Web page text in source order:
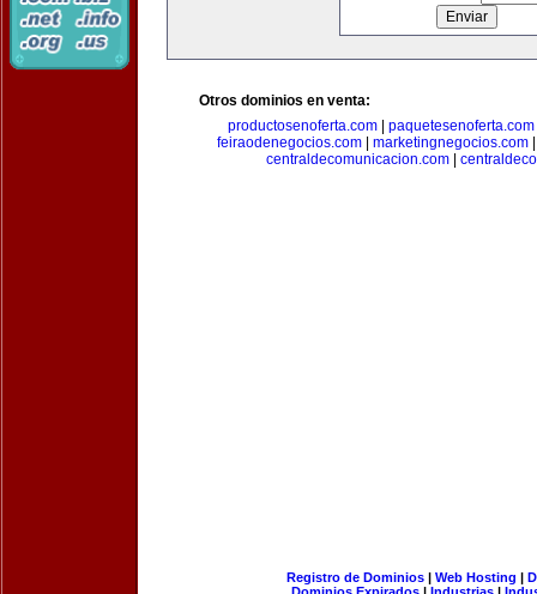
Otros dominios en venta:
productosenoferta.com| paquetesenoferta.com
feiraodenegocios.com
marketingnegocios.com
centraldecomunicacion.com
Registro de Dominios| Web Hosting |